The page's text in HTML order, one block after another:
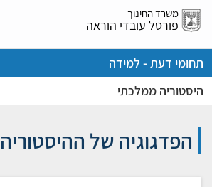
דלג
אל
משרד החינוך
פורטל עובדי הוראה
תחומי דעת - למידה
היסטוריה ממלכתי
הפדגוגיה של ההיסטוריה